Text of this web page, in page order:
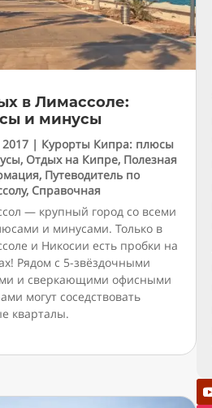
в Лимассоле:
и минусы
| Курорты Кипра: плюсы
, Отдых на Кипре, Полезная
, Путеводитель по
, Справочная
— крупный город со всеми
и минусами. Только в
и Никосии есть пробки на
Рядом с 5-звёздочными
и сверкающими офисными
могут соседствовать
кварталы.